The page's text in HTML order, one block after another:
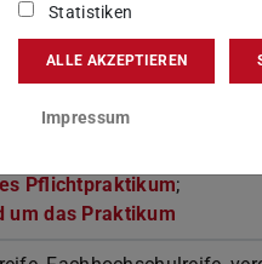
Module
dass
zu lesen und zu
Pflichtpraktikum;
um das Praktikum
Statistiken
ALLE AKZEPTIEREN
Impressum